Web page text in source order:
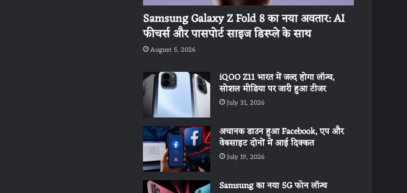
Samsung Galaxy Z Fold 8 का नया अवतार: AI
फीचर्स और पासपोर्ट साइज डिस्प्ले के साथ
August 5, 2026
iQOO Z11 भारत में जल्द होगा लॉन्च,
सोशल मीडिया पर जारी हुआ टीजर
July 31, 2026
अचानक डाउन हुआ Facebook, एप और
वेबसाइट दोनों में आई दिक्कत
July 19, 2026
Samsung का नया 5G फोन लॉन्च